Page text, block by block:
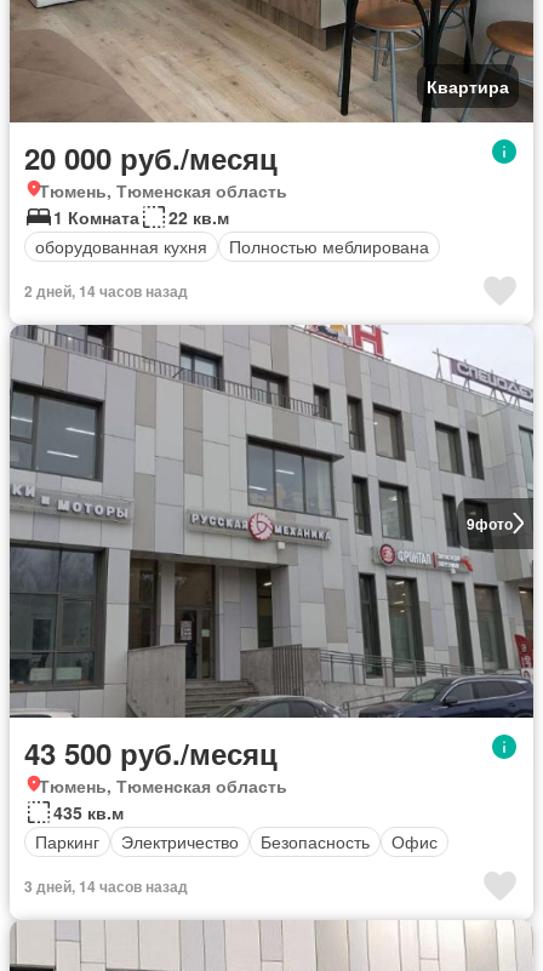
Квартира
20 000 руб./месяц
Тюмень, Тюменская область
1 Комната
22 кв.м
оборудованная кухня
Полностью меблирована
2 дней, 14 часов назад
9фото
43 500 руб./месяц
Тюмень, Тюменская область
435 кв.м
Паркинг
Электричество Безопасность Офис
3 дней, 14 часов назад